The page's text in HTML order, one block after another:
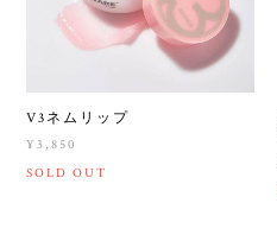
V3ネムリップ
¥3,850
SOLD OUT